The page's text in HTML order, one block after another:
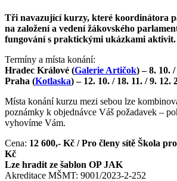
Tři navazující kurzy, které koordinátora
na založení a vedení žákovského
fungování s praktickými ukázkami aktivit.
Termíny a místa konání:
Hradec Králové (Galerie Artičok) – 8. 10.
Praha (Kotlaska) – 12. 10. / 18. 11. / 9. 12.
Místa konání kurzu mezi sebou lze
poznámky k objednávce Váš požadavek –
vyhovíme Vám.
Cena: 12 600,- Kč / Pro členy sítě Škola
Kč
Lze hradit ze šablon OP JAK
Akreditace MŠMT: 9001/2023-2-252